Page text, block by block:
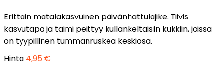
Erittäin matalakasvuinen päivänhattulajike. Tiivis
kasvutapa ja taimi peittyy kullankeltaisiin kukkiin, joissa
on tyypillinen tummanruskea keskiosa.
Hinta 4,95 €